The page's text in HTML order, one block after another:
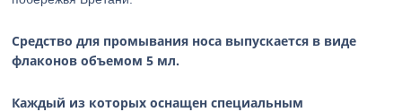
Средство для промывания носа выпускается в виде
флаконов объемом 5 мл.
Каждый из которых оснащен специальным